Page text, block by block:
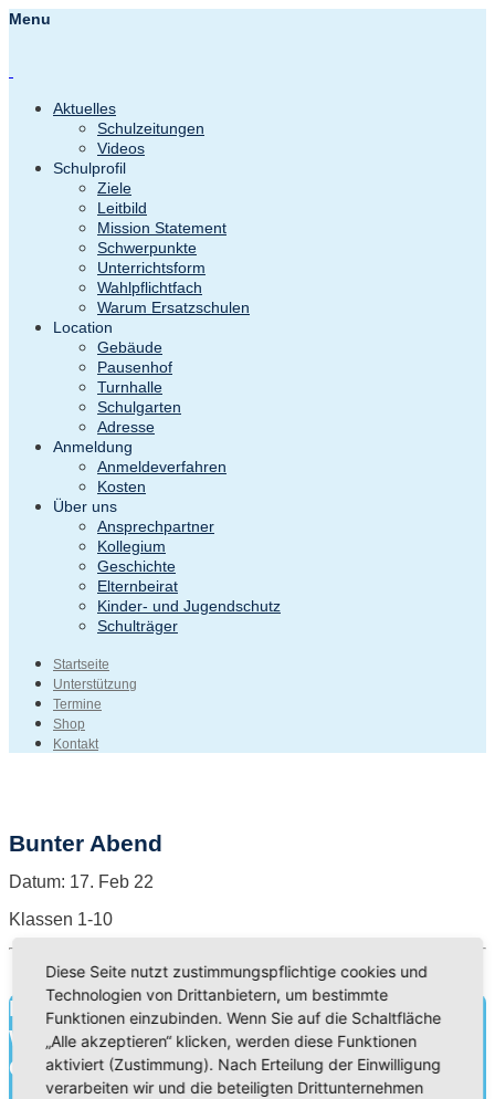
Menu
Aktuelles
Schulzeitungen
Videos
Schulprofil
Ziele
Leitbild
Mission Statement
Schwerpunkte
Unterrichtsform
Wahlpflichtfach
Warum Ersatzschulen
Location
Gebäude
Pausenhof
Turnhalle
Schulgarten
Adresse
Anmeldung
Anmeldeverfahren
Kosten
Über uns
Ansprechpartner
Kollegium
Geschichte
Elternbeirat
Kinder- und Jugendschutz
Schulträger
Startseite
Unterstützung
Termine
Shop
Kontakt
Bunter Abend
Datum: 17. Feb 22
Klassen 1-10
Bildung für heute.
Wissen für morgen.
Charakter für die Ewigkeit.
Diese Seite nutzt zustimmungspflichtige cookies und
Technologien von Drittanbietern, um bestimmte
Funktionen einzubinden. Wenn Sie auf die Schaltfläche
„Alle akzeptieren“ klicken, werden diese Funktionen
aktiviert (Zustimmung). Nach Erteilung der Einwilligung
verarbeiten wir und die beteiligten Drittunternehmen